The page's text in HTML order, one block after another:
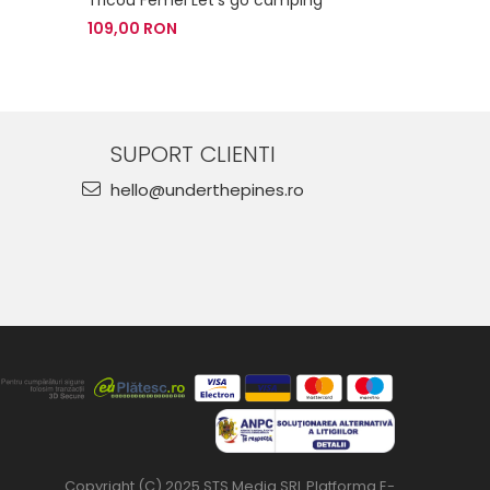
109,00 RON
SUPORT CLIENTI
hello@underthepines.ro